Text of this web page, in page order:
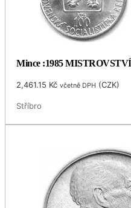
Mince :1985
2,461.15 Kč včetně DPH (CZK)
Stříbro